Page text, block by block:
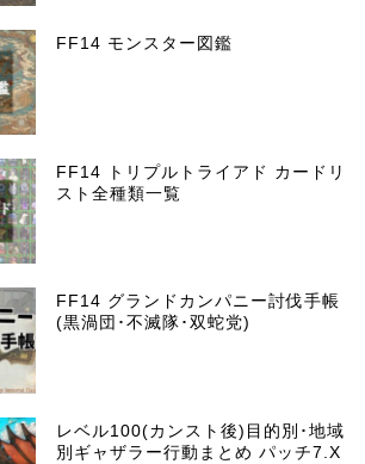
FF14 モンスター図鑑
FF14 トリプルトライアド カードリ
スト全種類一覧
FF14 グランドカンパニー討伐手帳
(黒渦団･不滅隊･双蛇党)
レベル100(カンスト後)目的別･地域
別ギャザラー行動まとめ パッチ7.X